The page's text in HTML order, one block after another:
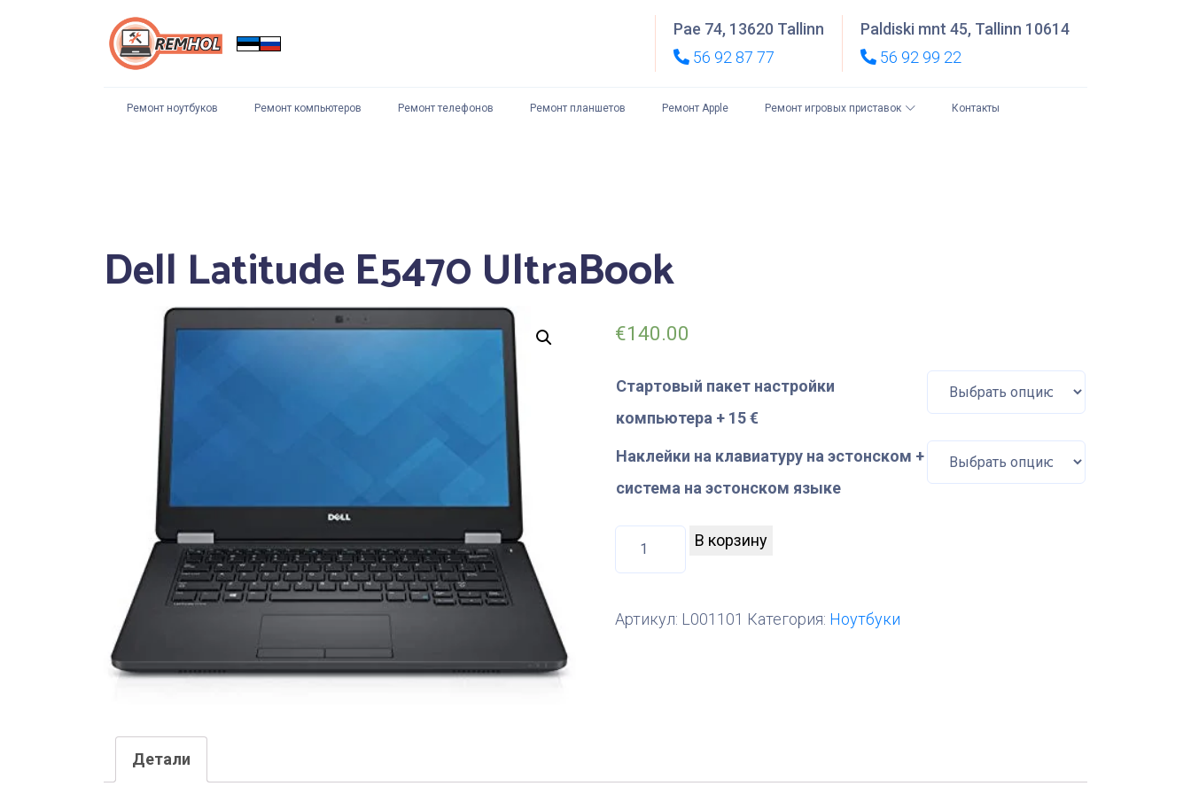
Pae 74, 13620 Tallinn
56 92 87 77
Pae 74, 13620
Paldiski mnt 45, Tallinn 10614
56 92 99 22
Paldiski mnt 45,
Ремонт ноутбуков Ремонт компьютеров Ремонт телефонов Ремонт планшетов Ремонт Apple Ремонт игровых приставок Контакты
Dell Latitude E5470 UltraBook
€140.00
Стартовый пакет настройки
компьютера + 15 €
Наклейки на клавиатуру на эстонском +
система на эстонском языке
о
и
В корзину
Артикул: L001101 Категория: Ноутбуки
Детали